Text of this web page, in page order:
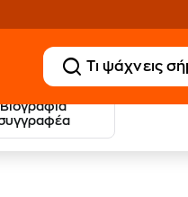
Βιογραφία
20 € Public επιστροφή
με Snappi